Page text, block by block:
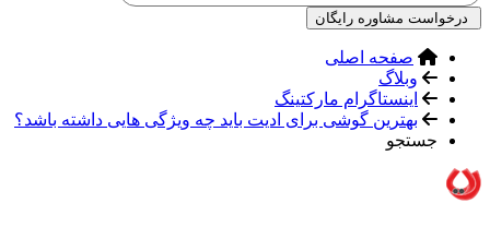
درخواست مشاوره رایگان
صفحه اصلی
وبلاگ
اینستاگرام مارکتینگ
بهترین گوشی برای ادیت باید چه ویژگی هایی داشته باشد؟
جستجو